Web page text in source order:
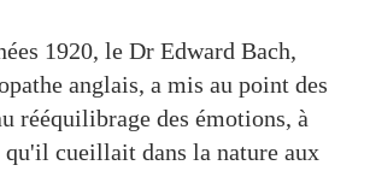
1920, le Dr Edward Bach,
anglais, a mis au point des
rééquilibrage des émotions, à
cueillait dans la nature aux